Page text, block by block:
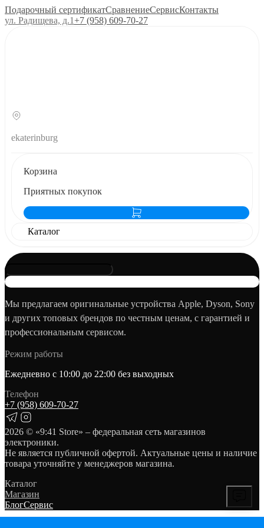
Подарочный сертификатСравнениеСервисКонтакты
ул. Радищева, д.1+7 (958) 609‑70‑27
ekaterinburg
Корзина
Приятных покупок
Каталог
Мы предлагаем оригинальные устройства Apple, Dyson, Sony
и других топовых брендов по честным ценам, с гарантией и
профессиональным сервисом.
Режим работы
Ежедневно с 10:00 до 22:00 без выходных
Телефон
+7 (958) 609‑70‑27
2026 © «9:41 Store» – федеральная сеть магазинов
электроники.
Не является публичной офертой. Актуальные цены и наличие
товара уточняйте у менеджеров магазина.
Каталог
Магазин
БлогСервис